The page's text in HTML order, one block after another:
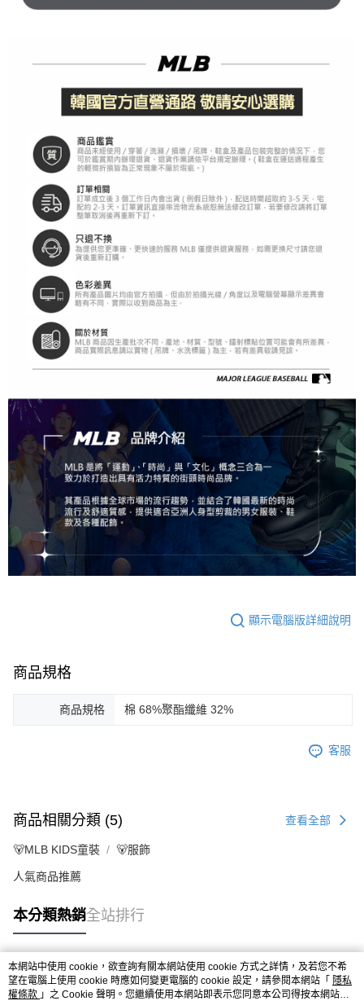
顯示電腦版詳細說明
商品規格
商品規格 棉 68%聚酯纖維 32%
客服
商品相關分類 (5) 查看全部
🐻MLB KIDS童裝 🐻服飾
人氣商品推薦
本分類熱銷全站排行
熱門標籤
本網站中使用 cookie，欲查詢有關本網站使用 cookie 方式之詳情，及若您不希
望在電腦上使用 cookie 時應如何變更電腦的 cookie 設定，請參閱本網站「 隱私
權條款 」之 Cookie 聲明。您繼續使用本網站即表示您同意本公司得按本網站使